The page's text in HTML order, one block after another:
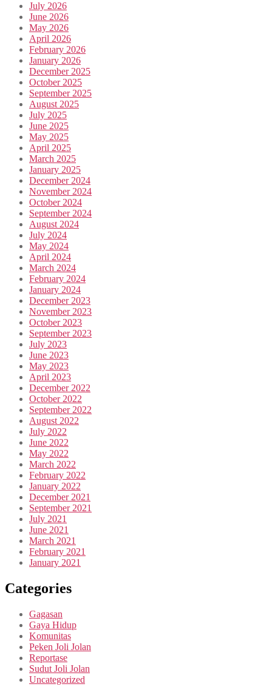
July 2026
June 2026
May 2026
April 2026
February 2026
January 2026
December 2025
October 2025
September 2025
August 2025
July 2025
June 2025
May 2025
April 2025
March 2025
January 2025
December 2024
November 2024
October 2024
September 2024
August 2024
July 2024
May 2024
April 2024
March 2024
February 2024
January 2024
December 2023
November 2023
October 2023
September 2023
July 2023
June 2023
May 2023
April 2023
December 2022
October 2022
September 2022
August 2022
July 2022
June 2022
May 2022
March 2022
February 2022
January 2022
December 2021
September 2021
July 2021
June 2021
March 2021
February 2021
January 2021
Categories
Gagasan
Gaya Hidup
Komunitas
Peken Joli Jolan
Reportase
Sudut Joli Jolan
Uncategorized